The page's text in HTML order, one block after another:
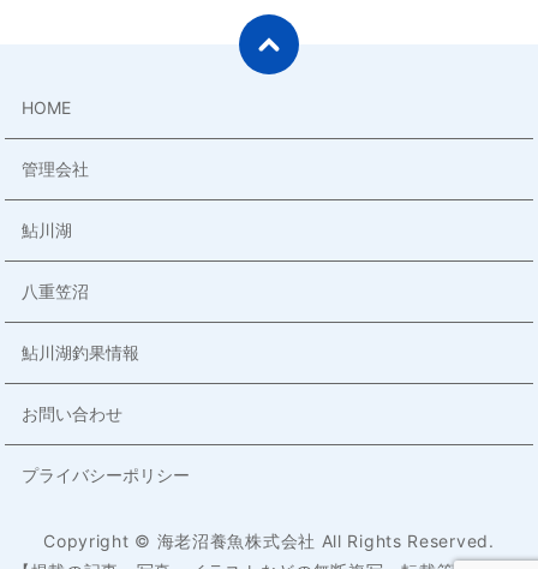
HOME
管理会社
鮎川湖
八重笠沼
鮎川湖釣果情報
お問い合わせ
プライバシーポリシー
Copyright © 海老沼養魚株式会社 All Rights Reserved.